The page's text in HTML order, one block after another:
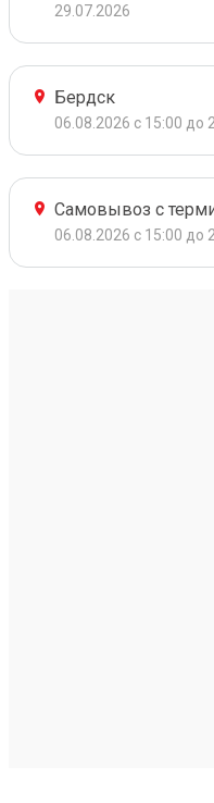
29.07.2026
Бердск
06.08.2026 с 15:00 до
Самовывоз с
06.08.2026 с 15:00 до